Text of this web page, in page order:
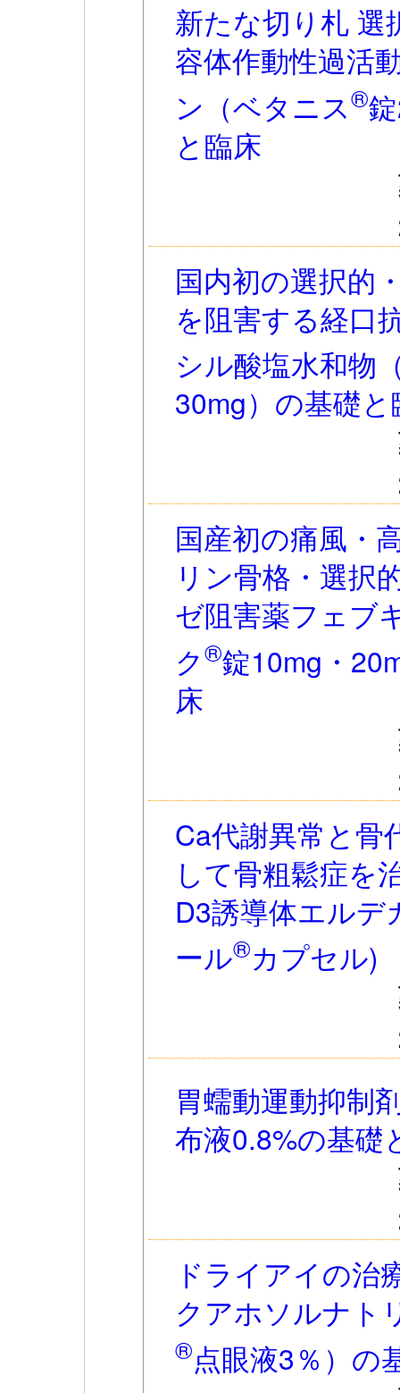
新たな切り札 選
容体作動性過活
ン（ベタニス®
と臨床
国内初の選択的
を阻害する経口
シル酸塩水和物
30mg）の基礎と
国産初の痛風・
リン骨格・選択
ゼ阻害薬フェブ
ク®錠10mg・
床
Ca代謝異常と骨
して骨粗鬆症を
D3誘導体エル
ール®カプセル)
胃蠕動運動抑
布液0.8%の基礎
ドライアイの治
クアホソルナト
®点眼液3％）の